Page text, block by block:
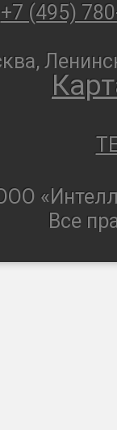
+7 (495)
Все